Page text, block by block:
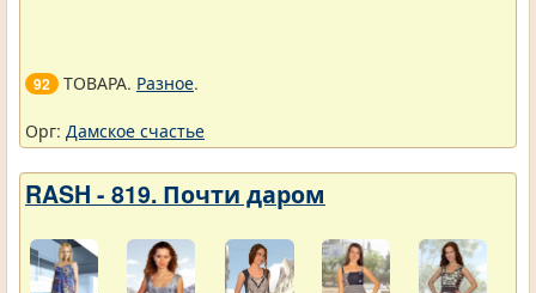
92 ТОВАРА. Разное.
Орг: Дамское счастье
RASH - 819. Почти даром